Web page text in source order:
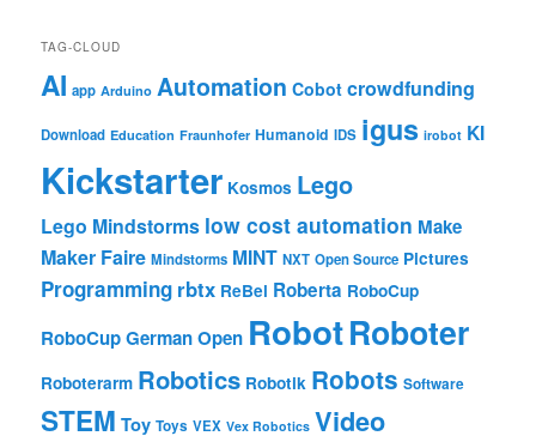
TAG-CLOUD
AI app Arduino Automation Cobot crowdfunding
Download Education Fraunhofer Humanoid IDS igus irobot KI
Kickstarter Kosmos Lego
Lego Mindstorms low cost automation Make
Maker Faire Mindstorms MINT NXT Open Source Pictures
Programming rbtx ReBel Roberta RoboCup
RoboCup German Open RobotRoboter
Roboterarm Robotics Robotik Robots Software
STEM Toy Toys VEX Vex Robotics Video